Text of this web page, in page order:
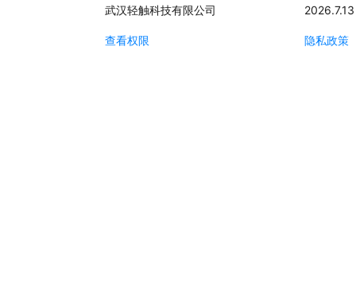
武汉轻触科技有限公司
2026.7.13
查看权限 隐私政策